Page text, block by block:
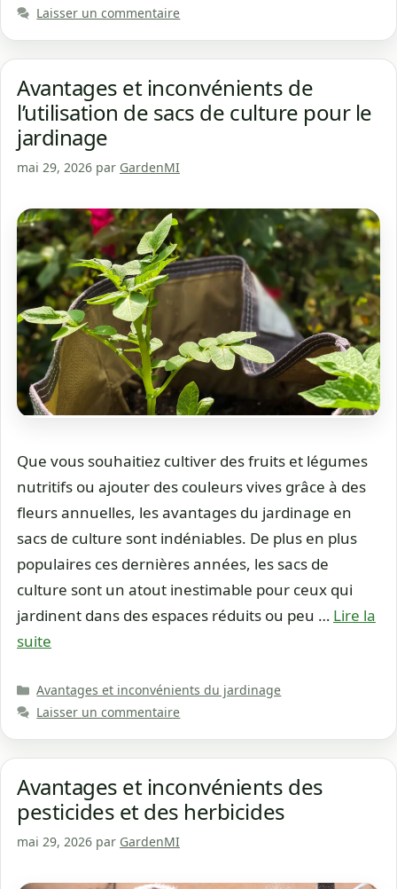
Laisser un commentaire
Avantages et inconvénients de
l’utilisation de sacs de culture pour le
jardinage
mai 29, 2026 par GardenMI
Que vous souhaitiez cultiver des fruits et légumes
nutritifs ou ajouter des couleurs vives grâce à des
fleurs annuelles, les avantages du jardinage en
sacs de culture sont indéniables. De plus en plus
populaires ces dernières années, les sacs de
culture sont un atout inestimable pour ceux qui
jardinent dans des espaces réduits ou peu … Lire la
suite
Catégories
Avantages et inconvénients du jardinage
Laisser un commentaire
Avantages et inconvénients des
pesticides et des herbicides
mai 29, 2026 par GardenMI